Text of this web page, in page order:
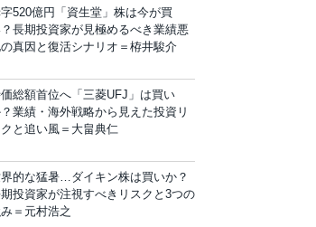
520億円「資生堂」株は今が買
長期投資家が見極めるべき業績悪
真因と復活シナリオ＝栫井駿介
総額首位へ「三菱UFJ」は買い
業績・海外戦略から見えた投資リ
と追い風＝大畠典仁
的な猛暑…ダイキン株は買いか？
投資家が注視すべきリスクと3つの
＝元村浩之